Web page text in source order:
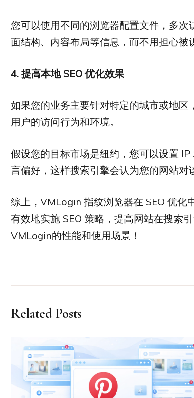
您可以使用不同的浏览器配置文件，多
面结构、内容布局等信息，而不用担心被
4. 提高本地 SEO优化效果
如果您的业务主要针对特定的城市或地
用户的访问行为和环境。
假设您的目标市场是纽约，您可以设置
言偏好，这样搜索引擎会认为您的网站对
综上，VMLogin 指纹浏览器在 SEO 优化
有效地实施 SEO 策略，提高网站在搜索
VMLogin的性能和使用场景！
Related Posts